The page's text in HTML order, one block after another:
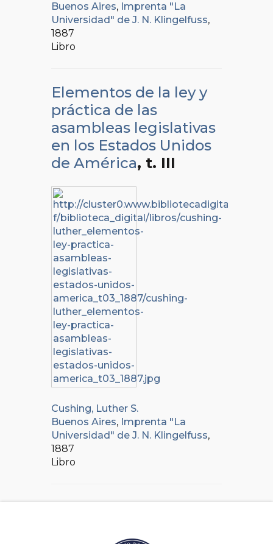
Buenos Aires, Imprenta "La
Universidad" de J. N. Klingelfuss,
1887
Libro
Elementos de la ley y
práctica de las
asambleas legislativas
en los Estados Unidos
de América, t. III
Cushing, Luther S.
Buenos Aires, Imprenta "La
Universidad" de J. N. Klingelfuss,
1887
Libro